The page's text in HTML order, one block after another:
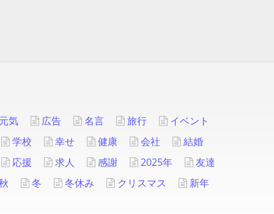
気 広告 名言 旅行
イベント
学校
幸せ 健康 会社
結婚
応援
求人 感謝 2025年
友達
冬 冬休み クリスマス 新年